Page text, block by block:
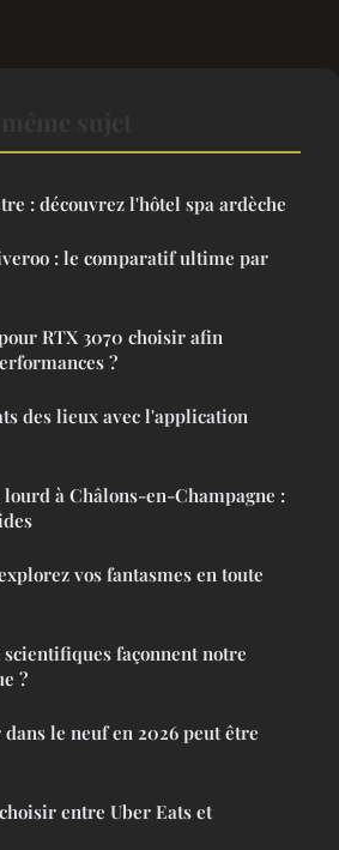
: découvrez l'hôtel spa ardèche
: le comparatif ultime par
RTX 3070 choisir afin
?
des lieux avec l'application
lourd à Châlons-en-Champagne :
vos fantasmes en toute
scientifiques façonnent notre
?
le neuf en 2026 peut être
entre Uber Eats et